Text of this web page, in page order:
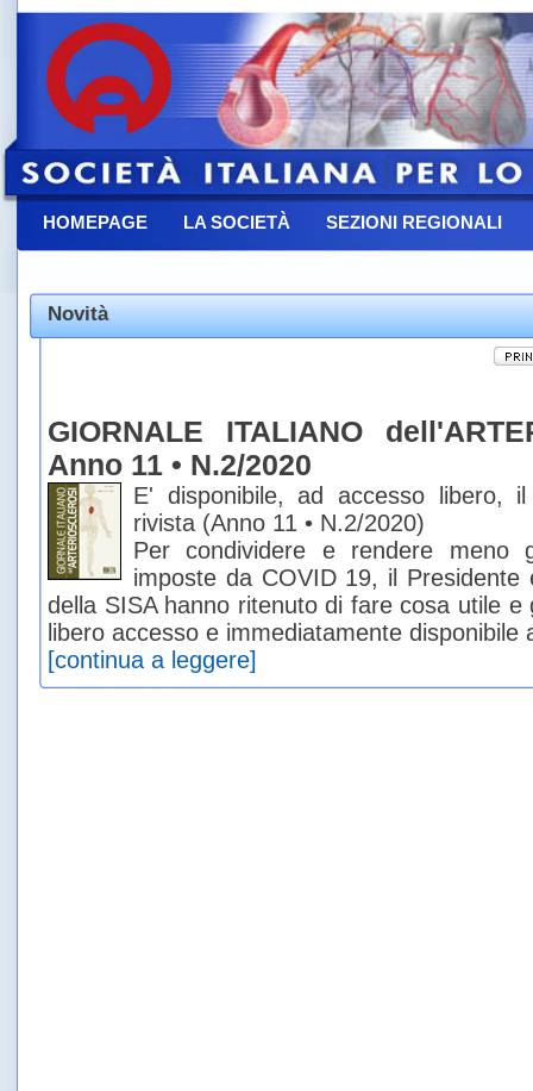
HOMEPAGE LA SOCIETÀ SEZIONI REGIONALI
Novità
GIORNALE ITALIANO
Anno 11 • N.2/2020
E' disponibile, ad accesso libero,
rivista (Anno 11 • N.2/2020)
Per condividere e rendere meno
imposte da COVID 19, il Presidente
della SISA hanno ritenuto di fare cosa utile e
libero accesso e immediatamente disponibile
[continua a leggere]